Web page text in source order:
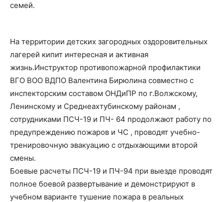
семей.
На территории детских загородных оздоровительных
лагерей кипит интересная и активная
жизнь.Инструктор противопожарной профилактики
ВГО ВОО ВДПО Валентина Бирюлина совместно с
инспекторским составом ОНДиПР по г.Волжскому,
Ленинскому и Среднеахтубинскому районам ,
сотрудниками ПСЧ-19 и ПЧ- 64 продолжают работу по
предупреждению пожаров и ЧС , проводят учебно-
тренировочную эвакуацию с отдыхающими второй
смены.
Боевые расчеты ПСЧ-19 и ПЧ-94 при выезде проводят
полное боевой развертывание и демонстрируют в
учебном варианте тушение пожара в реальных